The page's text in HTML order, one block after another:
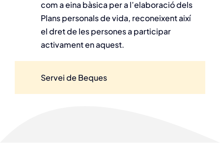
com a eina bàsica per a l’elaboració dels
Plans personals de vida, reconeixent així
el dret de les persones a participar
activament en aquest.
Servei de Beques